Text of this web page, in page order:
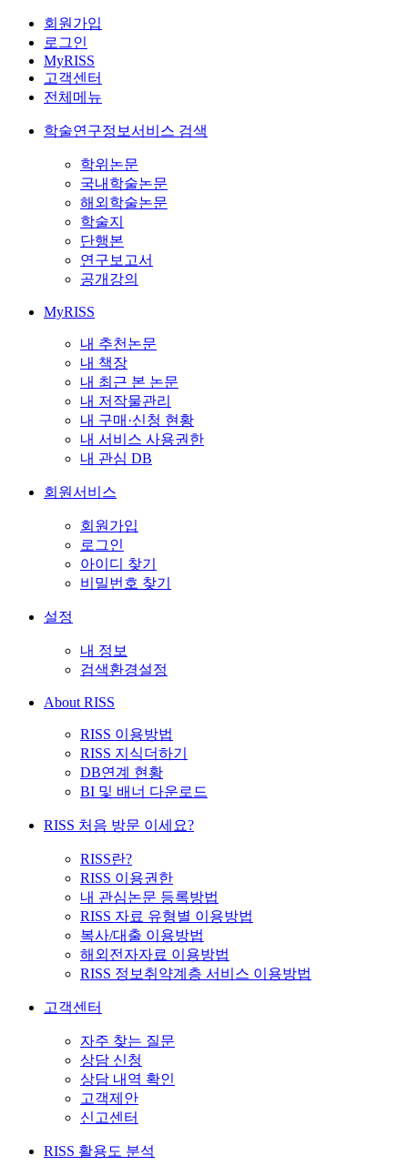
회원가입
로그인
MyRISS
고객센터
전체메뉴
학술연구정보서비스 검색
학위논문
국내학술논문
해외학술논문
학술지
단행본
연구보고서
공개강의
MyRISS
내 추천논문
내 책장
내 최근 본 논문
내 저작물관리
내 구매·신청 현황
내 서비스 사용권한
내 관심 DB
회원서비스
회원가입
로그인
아이디 찾기
비밀번호 찾기
설정
내 정보
검색환경설정
About RISS
RISS 이용방법
RISS 지식더하기
DB연계 현황
BI 및 배너 다운로드
RISS 처음 방문 이세요?
RISS란?
RISS 이용권한
내 관심논문 등록방법
RISS 자료 유형별 이용방법
복사/대출 이용방법
해외전자자료 이용방법
RISS 정보취약계층 서비스 이용방법
고객센터
자주 찾는 질문
상담 신청
상담 내역 확인
고객제안
신고센터
RISS 활용도 분석